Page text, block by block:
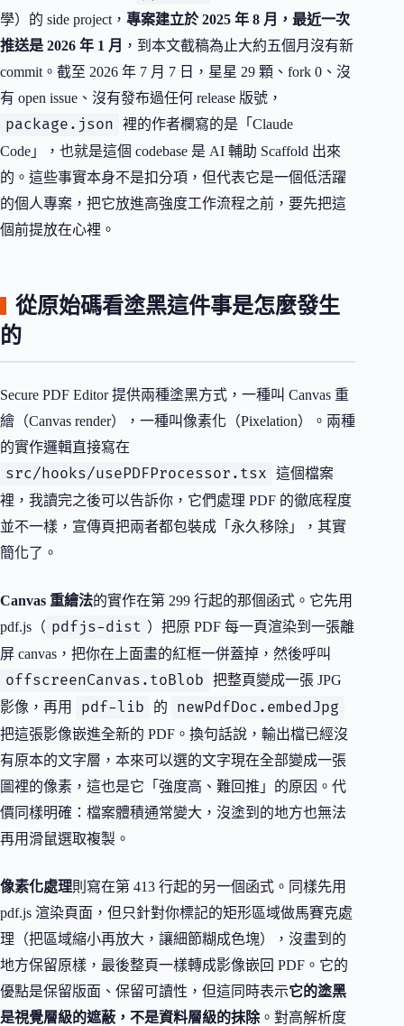
學）的 side project， 專案建立於 2025 年 8 月，最近一次
推送是 2026 年 1 月 ，到本文截稿為止大約五個月沒有新
commit。截至 2026 年 7 月 7 日，星星 29 顆、fork 0、沒
有 open issue、沒有發布過任何 release 版號，
package.json
裡的作者欄寫的是「Claude
Code」，也就是這個 codebase 是 AI 輔助 Scaffold 出來
的。這些事實本身不是扣分項，但代表它是一個低活躍
的個人專案，把它放進高強度工作流程之前，要先把這
個前提放在心裡。
從原始碼看塗黑這件事是怎麼發生
的
Secure PDF Editor 提供兩種塗黑方式，一種叫 Canvas 重
繪（Canvas render），一種叫像素化（Pixelation）。兩種
的實作邏輯直接寫在
src/hooks/usePDFProcessor.tsx
這個檔案
裡，我讀完之後可以告訴你，它們處理 PDF 的徹底程度
並不一樣，宣傳頁把兩者都包裝成「永久移除」，其實
簡化了。
Canvas 重繪法的實作在第 299 行起的那個函式。它先用
pdf.js（ pdfjs-dist ）把原 PDF 每一頁渲染到一張離
屏 canvas，把你在上面畫的紅框一併蓋掉，然後呼叫
offscreenCanvas.toBlob
把整頁變成一張 JPG
影像，再用
pdf-lib 的 newPdfDoc.embedJpg
把這張影像嵌進全新的 PDF。換句話說，輸出檔已經沒
有原本的文字層，本來可以選的文字現在全部變成一張
圖裡的像素，這也是它「強度高、難回推」的原因。代
價同樣明確：檔案體積通常變大，沒塗到的地方也無法
再用滑鼠選取複製。
像素化處理則寫在第 413 行起的另一個函式。同樣先用
pdf.js 渲染頁面，但只針對你標記的矩形區域做馬賽克處
理（把區域縮小再放大，讓細節糊成色塊），沒畫到的
地方保留原樣，最後整頁一樣轉成影像嵌回 PDF。它的
優點是保留版面、保留可讀性，但這同時表示它的塗黑
是視覺層級的遮蔽，不是資料層級的抹除。對高解析度